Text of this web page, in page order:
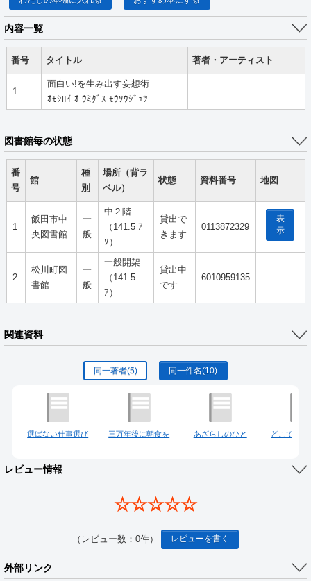
内容一覧
番号 タイトル 著者・アーティスト
1
面白い!を生み出す妄想術
ｵﾓｼﾛｲ ｵ ｳﾐﾀﾞｽ ﾓｳｿｳｼﾞｭﾂ
図書館毎の状態
番
号
館
種
別
場所（背ラ
ベル）
状態 資料番号 地図
1
飯田市中
央図書館
一
般
中２階
（141.5 ｱ
ｿ）
貸出で
きます
0113872329
表
示
2
松川町図
書館
一
般
一般開架
（141.5
ｱ）
貸出中
です
6010959135
関連資料
同一著者(5) 同一件名(10)
選ばない仕事選び 三万年後に朝食を あざらしのひと どこでもな
レビュー情報
☆☆☆☆☆
（レビュー数：0件） レビューを書く
外部リンク